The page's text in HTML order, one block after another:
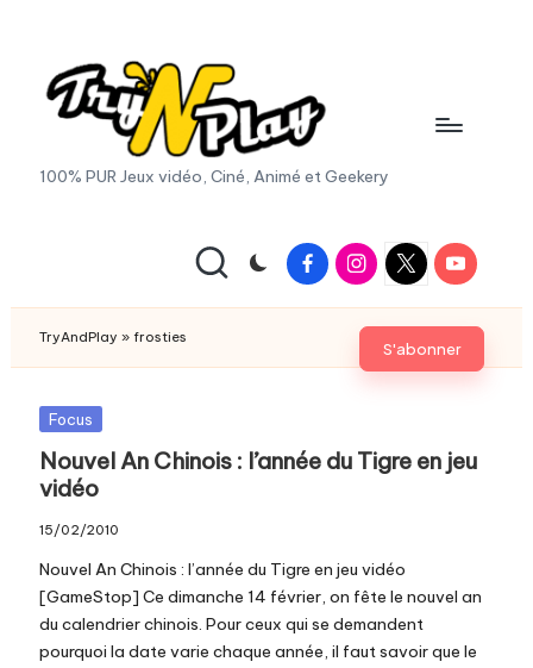
content
T
A
n
P
la
y.
c
o
m
100% PUR Jeux vidéo, Ciné, Animé et Geekery
FacebookInstagram
X
|
Twitter
Youtube
S'abonner
TryAndPlay » frosties
Posted
Focus
Nouvel An Chinois : l’année du Tigre en jeu
vidéo
15/02/2010
Nouvel An Chinois : l’année du Tigre en jeu vidéo
[GameStop] Ce dimanche 14 février, on fête le nouvel an
du calendrier chinois. Pour ceux qui se demandent
pourquoi la date varie chaque année, il faut savoir que le